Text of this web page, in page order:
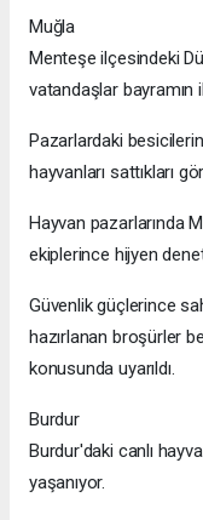
Muğla
Menteşe ilçesindeki
vatandaşlar bayramın
Pazarlardaki
hayvanları sattıkları
Hayvan pazarlarında
ekiplerince hijyen
Güvenlik güçlerince
hazırlanan broşürler
konusunda uyarıldı.
Burdur
Burdur'daki canlı
yaşanıyor.